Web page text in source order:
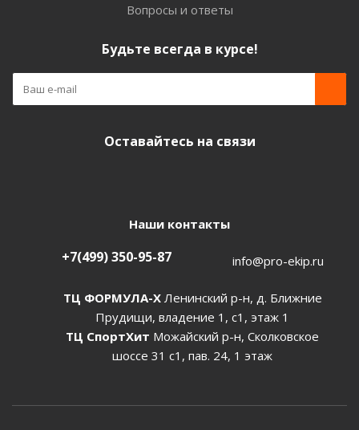
Вопросы и ответы
Будьте всегда в курсе!
Оставайтесь на связи
Наши контакты
+7(499) 350-95-87 info@pro-ekip.ru
ТЦ ФОРМУЛА-ХЛенинский р-н, д. Ближние
Прудищи, владение 1, с1, этаж 1
ТЦ СпортХит Можайский р-н, Сколковское
шоссе 31 с1, пав. 24, 1 этаж